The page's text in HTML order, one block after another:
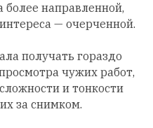
более направленной,
— очерченной.
получать гораздо
чужих работ,
и тонкости
за снимком.